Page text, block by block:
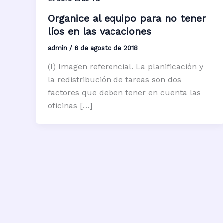
Organice al equipo para no tener
líos en las vacaciones
admin / 6 de agosto de 2018
(I) Imagen referencial. La planificación y
la redistribución de tareas son dos
factores que deben tener en cuenta las
oficinas […]